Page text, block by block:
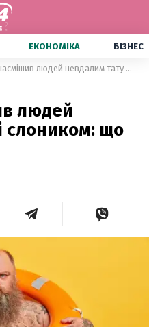
ЕКОНОМІКА БІЗНЕС
Чоловік насмішив людей невдалим тату зі слоником: що з ним не так
людей
слоником: що